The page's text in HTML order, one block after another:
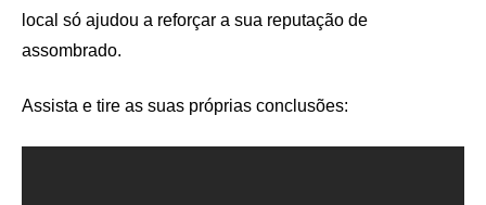
local só ajudou a reforçar a sua reputação de
assombrado.
Assista e tire as suas próprias conclusões: